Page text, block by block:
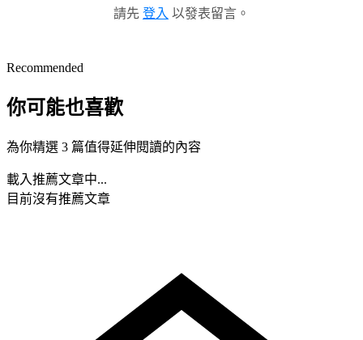
請先 登入 以發表留言。
Recommended
你可能也喜歡
為你精選 3 篇值得延伸閱讀的內容
載入推薦文章中...
目前沒有推薦文章